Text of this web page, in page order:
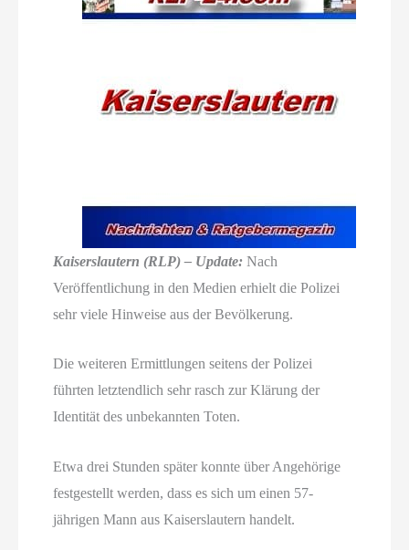
Kaiserslautern (RLP) – Update:Nach
Veröffentlichung in den Medien erhielt die Polizei
sehr viele Hinweise aus der Bevölkerung.
Die weiteren Ermittlungen seitens der Polizei
führten letztendlich sehr rasch zur Klärung der
Identität des unbekannten Toten.
Etwa drei Stunden später konnte über Angehörige
festgestellt werden, dass es sich um einen 57-
jährigen Mann aus Kaiserslautern handelt.